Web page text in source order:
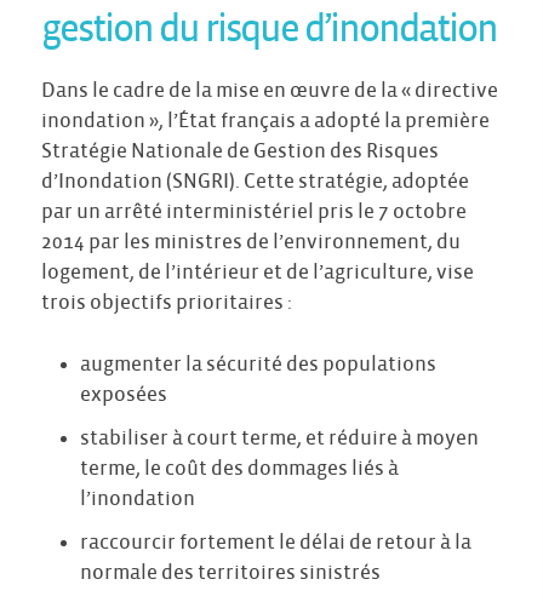
gestion du risque d’inondation
Dans le cadre de la mise en œuvre de la « directive
inondation », l’État français a adopté la première
Stratégie Nationale de Gestion des Risques
d’Inondation (SNGRI). Cette stratégie, adoptée
par un arrêté interministériel pris le 7 octobre
2014 par les ministres de l’environnement, du
logement, de l’intérieur et de l’agriculture, vise
trois objectifs prioritaires :
augmenter la sécurité des populations
exposées
stabiliser à court terme, et réduire à moyen
terme, le coût des dommages liés à
l’inondation
raccourcir fortement le délai de retour à la
normale des territoires sinistrés